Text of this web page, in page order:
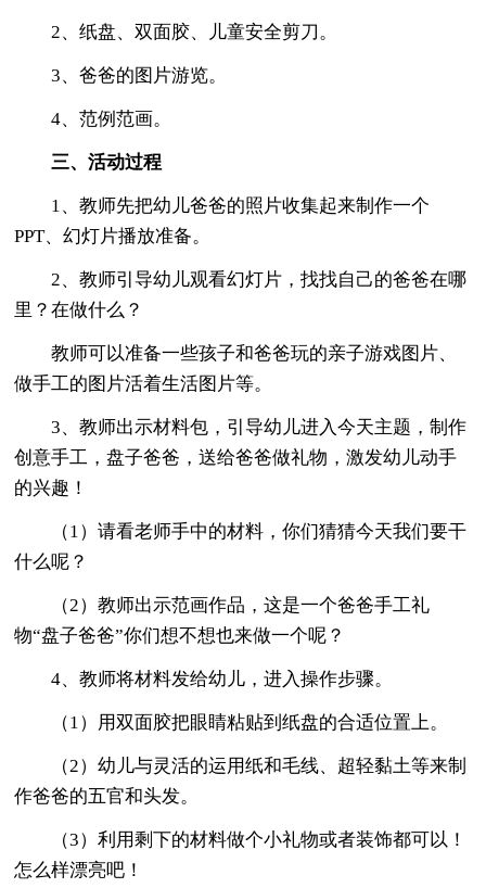
2、纸盘、双面胶、儿童安全剪刀。
3、爸爸的图片游览。
4、范例范画。
三、活动过程
1、教师先把幼儿爸爸的照片收集起来制作一个
PPT、幻灯片播放准备。
2、教师引导幼儿观看幻灯片，找找自己的爸爸在哪
里？在做什么？
教师可以准备一些孩子和爸爸玩的亲子游戏图片、
做手工的图片活着生活图片等。
3、教师出示材料包，引导幼儿进入今天主题，制作
创意手工，盘子爸爸，送给爸爸做礼物，激发幼儿动手
的兴趣！
（1）请看老师手中的材料，你们猜猜今天我们要干
什么呢？
（2）教师出示范画作品，这是一个爸爸手工礼
物“盘子爸爸”你们想不想也来做一个呢？
4、教师将材料发给幼儿，进入操作步骤。
（1）用双面胶把眼睛粘贴到纸盘的合适位置上。
（2）幼儿与灵活的运用纸和毛线、超轻黏土等来制
作爸爸的五官和头发。
（3）利用剩下的材料做个小礼物或者装饰都可以！
怎么样漂亮吧！